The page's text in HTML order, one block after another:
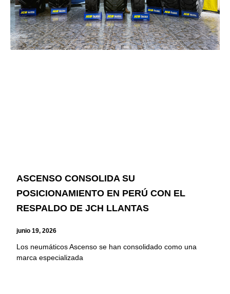
ASCENSO CONSOLIDA SU
POSICIONAMIENTO EN PERÚ CON EL
RESPALDO DE JCH LLANTAS
junio 19, 2026
Los neumáticos Ascenso se han consolidado como una
marca especializada